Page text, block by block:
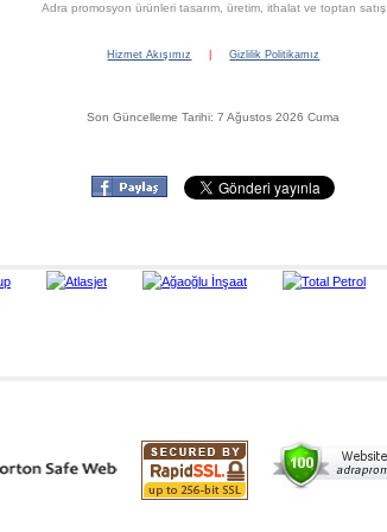
Adra promosyon ürünleri tasarım, üretim, ithalat ve toptan satış
Hizmet Akışımız Gizlilik Politikamız
Son Güncelleme Tarihi: 7 Ağustos 2026 Cuma